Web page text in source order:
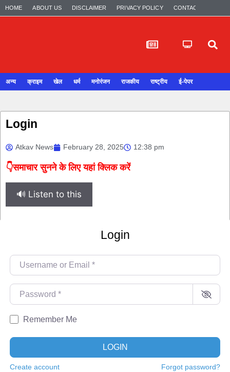
HOME ABOUT US DISCLAIMER PRIVACY POLICY CONTACT US
अन्य क्राइम खेल धर्म मनोरंजन राजकीय राष्ट्रीय ई-पेपर
Login
Atkav News February 28, 2025 12:38 pm
👇समाचार सुनने के लिए यहां क्लिक करें
🔊 Listen to this
Login
Username or Email
Password
Remember Me
LOGIN
Create account Forgot password?